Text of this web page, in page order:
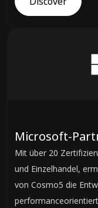
Microsoft-
Mit über 20
und Einzelhandel,
von Cosmo5 die